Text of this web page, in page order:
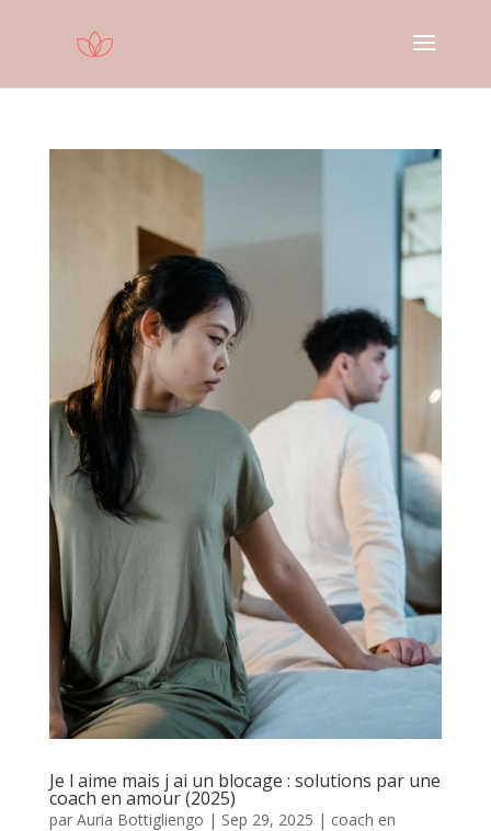
Je l aime mais j ai un blocage : solutions par une
coach en amour (2025)
par Auria Bottigliengo | Sep 29, 2025 | coach en